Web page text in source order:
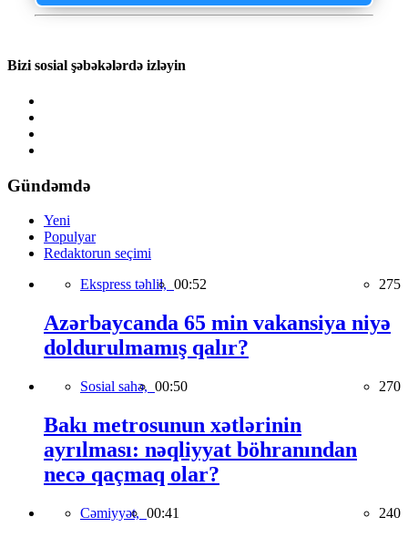
Bizi sosial şəbəkələrdə izləyin
Gündəmdə
Yeni
Populyar
Redaktorun seçimi
Ekspress təhlil, 00:52 275
Azərbaycanda 65 min vakansiya niyə
doldurulmamış qalır?
Sosial sahə, 00:50 270
Bakı metrosunun xətlərinin
ayrılması: nəqliyyat böhranından
necə qaçmaq olar?
Cəmiyyət, 00:41 240